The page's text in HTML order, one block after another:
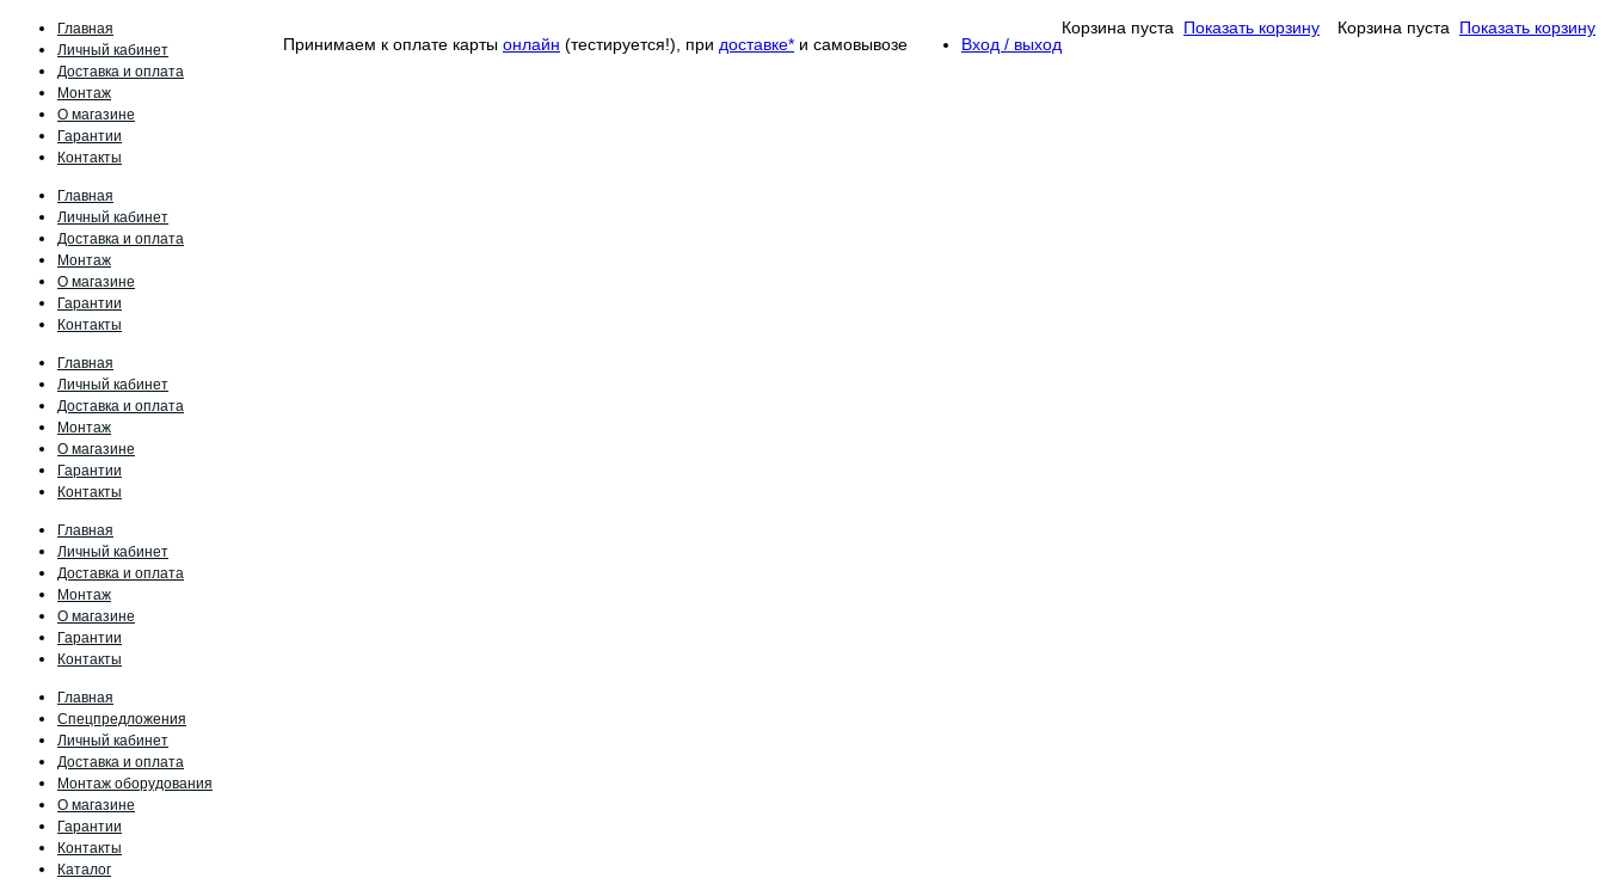
Корзина пуста Показать корзину
Корзина пуста
Показать корзину
Вход / выход
Принимаем к оплате карты онлайн (тестируется!), при доставке* и самовывозе
Главная
Личный кабинет
Доставка и оплата
Монтаж
О магазине
Гарантии
Контакты
Главная
Личный кабинет
Доставка и оплата
Монтаж
О магазине
Гарантии
Контакты
Главная
Личный кабинет
Доставка и оплата
Монтаж
О магазине
Гарантии
Контакты
Главная
Личный кабинет
Доставка и оплата
Монтаж
О магазине
Гарантии
Контакты
Главная
Спецпредложения
Личный кабинет
Доставка и оплата
Монтаж оборудования
О магазине
Гарантии
Контакты
Каталог